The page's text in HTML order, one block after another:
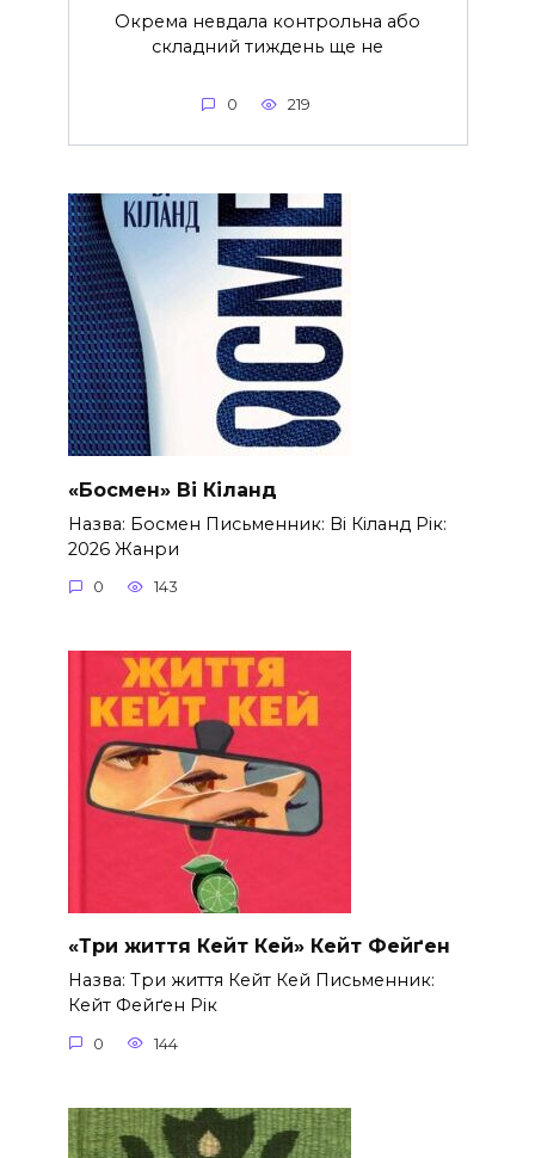
Окрема невдала контрольна або
складний тиждень ще не
0 219
«Босмен» Ві Кіланд
Назва: Босмен Письменник: Ві Кіланд Рік:
2026 Жанри
0 143
«Три життя Кейт Кей» Кейт Фейґен
Назва: Три життя Кейт Кей Письменник:
Кейт Фейґен Рік
0 144